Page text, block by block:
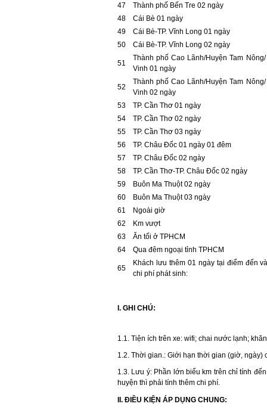
47
Thành phố Bến Tre 02 ngày
48
Cái Bè 01 ngày
49
Cái Bè-TP. Vĩnh Long 01 ngày
50
Cái Bè-TP. Vĩnh Long 02 ngày
51
Thành phố Cao Lãnh/Huyện Tam
Vinh 01 ngày
52
Thành phố Cao Lãnh/Huyện Tam
Vinh 02 ngày
53
TP. Cần Thơ 01 ngày
54
TP. Cần Thơ 02 ngày
55
TP. Cần Thơ 03 ngày
56
TP. Châu Đốc 01 ngày 01 đêm
57
TP. Châu Đốc 02 ngày
58
TP. Cần Thơ-TP. Châu Đốc 02 ngày
59
Buôn Ma Thuột 02 ngày
60
Buôn Ma Thuột 03 ngày
61
Ngoài giờ
62
Km vượt
63
Ăn tối ở TPHCM
64
Qua đêm ngoại tỉnh TPHCM
65
Khách lưu thêm 01 ngày tại điểm đến
chi phí phát sinh:
I. GHI CHÚ:
1.1. Tiện ích trên xe: wifi; chai nước lạnh;
1.2. Thời gian.: Giới hạn thời gian (giờ, ngày)
1.3. Lưu ý: Phần lớn biểu km trên chỉ tính
huyện thì phải tính thêm chi phí.
II. ĐIỀU KIỆN ÁP DỤNG CHUNG: